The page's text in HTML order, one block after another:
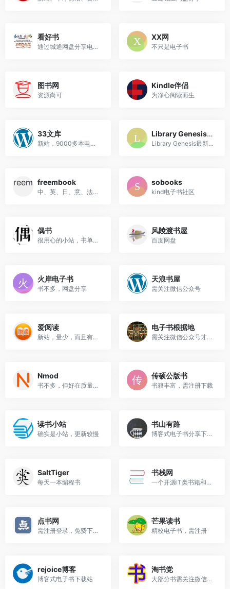
看好书
通过城通网盘分享电子书
XX网
不只是电子书
图书网
资源尚可
Kindle伴侣
为净心阅读而生
33文库
新站，9000多本电子书免费下...
Library Genesis镜像
Library Genesis最新可用地址
freembook
中、英、日、意、法十多万本...
sobooks
kind电子书社区
偶书
很用心的小站，书单不错
风陵渡书屋
百度网盘
火岸电子书
书不多，网盘分享
天浪书屋
需关注微信公众号
爱阅读
新站，量少，而且有一阵子未...
电子书根据地
需关注微信公众号才能下载
Nmod
书不多，但好在质量不错
传硕公版书
书籍丰富，需注册下载
读书小站
确实是小站，更新较慢
书山有路
博客式电子书分享下载站
SaltTiger
每天一本编程书
书栈网
一个开源IT类书籍和文档分享站点
点书网
需注册登录，免费下载次数有限
芒果读书
精校电子书，需注册
rejoice博客
博客式电子书下载站
淘书党
大部分书需关注微信公众号后...